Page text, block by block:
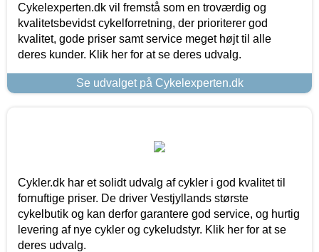
Cykelexperten.dk vil fremstå som en troværdig og
kvalitetsbevidst cykelforretning, der prioriterer god
kvalitet, gode priser samt service meget højt til alle
deres kunder. Klik her for at se deres udvalg.
Se udvalget på Cykelexperten.dk
Cykler.dk har et solidt udvalg af cykler i god kvalitet til
fornuftige priser. De driver Vestjyllands største
cykelbutik og kan derfor garantere god service, og hurtig
levering af nye cykler og cykeludstyr. Klik her for at se
deres udvalg.